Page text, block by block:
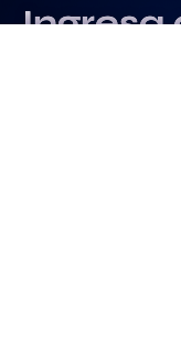
Ingresa